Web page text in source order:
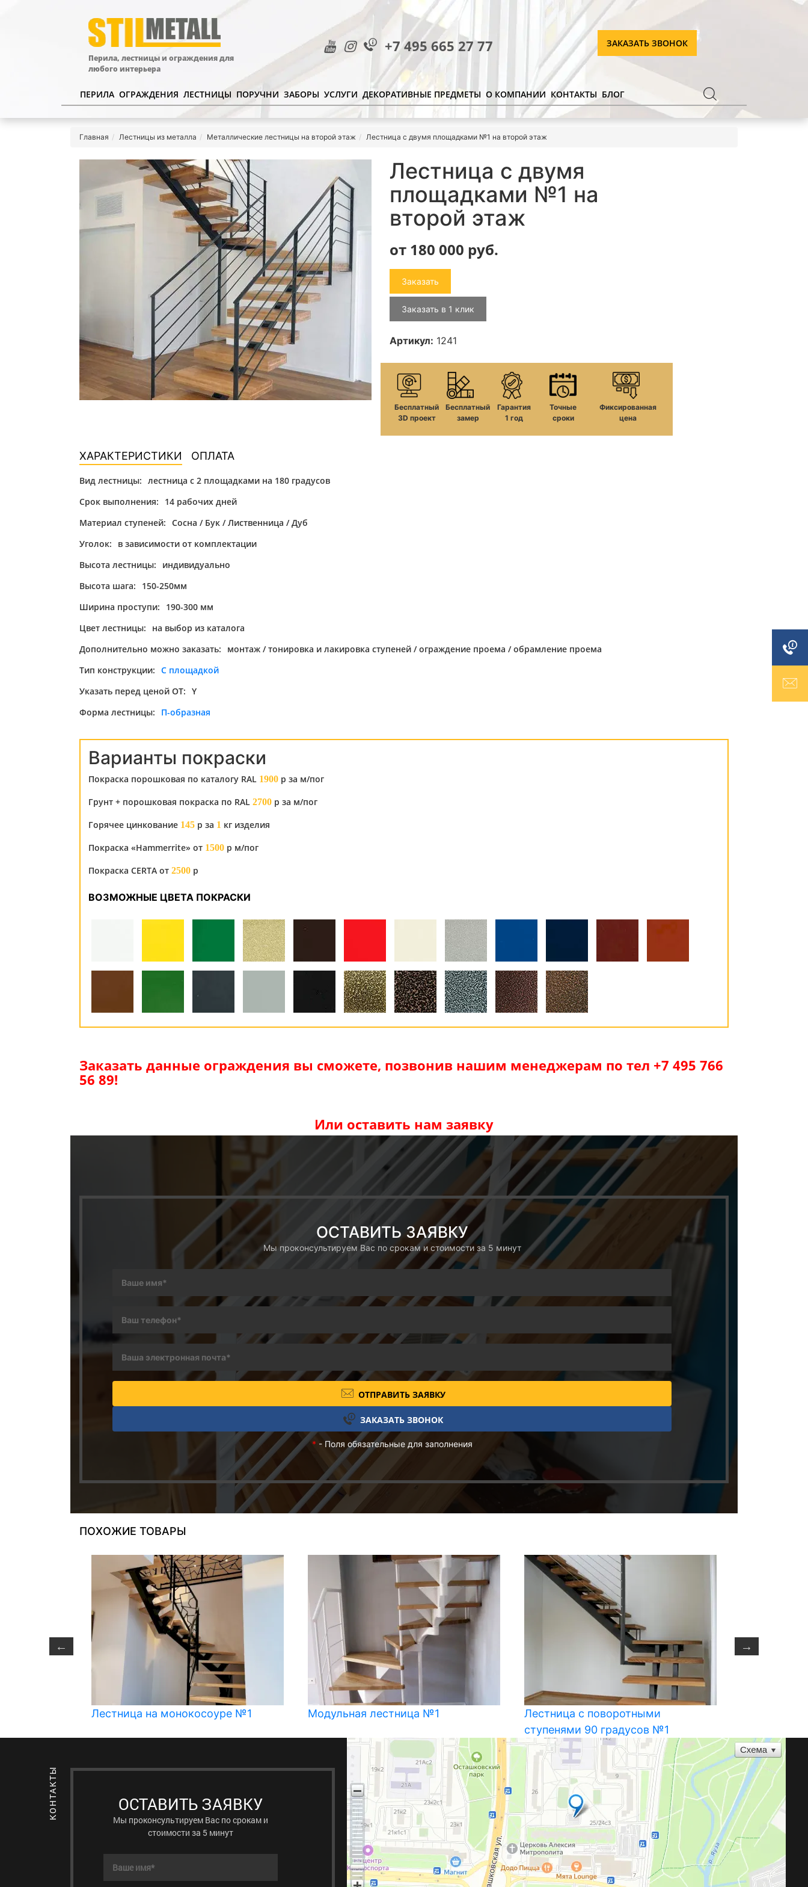
Перила, лестницы и ограждения для
любого интерьера
+7 495 665 27 77 ЗАКАЗАТЬ ЗВОНОК
ПЕРИЛА ОГРАЖДЕНИЯ ЛЕСТНИЦЫ ПОРУЧНИ ЗАБОРЫ УСЛУГИ ДЕКОРАТИВНЫЕ ПРЕДМЕТЫ О КОМПАНИИ КОНТАКТЫ БЛОГ
Главная Лестницы из металла Металлические лестницы на второй этаж Лестница с двумя площадками №1 на второй этаж
Лестница с двумя
площадками №1 на
второй этаж
от 180 000 руб.
Заказать
Заказать в 1 клик
Артикул: 1241
Бесплатный
3D проект
Бесплатный
замер
Гарантия
1 год
Точные
сроки
Фиксированная
цена
ХАРАКТЕРИСТИКИ ОПЛАТА
Вид лестницы: лестница с 2 площадками на 180 градусов
Срок выполнения:
14 рабочих дней
Материал ступеней: Сосна / Бук / Лиственница / Дуб
Уголок:
в зависимости от комплектации
Высота лестницы:
индивидуально
Высота шага:
150-250мм
Ширина проступи:
190-300 мм
Цвет лестницы:
на выбор из каталога
Дополнительно можно заказать:
монтаж / тонировка и лакировка ступеней / ограждение проема / обрамление проема
Тип конструкции: С площадкой
Указать перед ценой ОТ: Y
Форма лестницы:
П-образная
Варианты покраски
Покраска порошковая по каталогу RAL 1900 р за м/пог
Грунт + порошковая покраска по RAL 2700 р за м/пог
Горячее цинкование 145 р за 1 кг изделия
Покраска «Hammerrite» от 1500 р м/пог
Покраска CERTA от 2500 р
ВОЗМОЖНЫЕ ЦВЕТА ПОКРАСКИ
Заказать данные ограждения вы сможете, позвонив нашим менеджерам по тел +7 495 766
56 89!
Или оставить нам заявку
ОСТАВИТЬ ЗАЯВКУ
Мы проконсультируем Вас по срокам и стоимости за 5 минут
ОТПРАВИТЬ ЗАЯВКУ
ЗАКАЗАТЬ ЗВОНОК
* - Поля обязательные для заполнения
ПОХОЖИЕ ТОВАРЫ
Лестница на монокосоуре №1 Модульная лестница №1
Лестница с поворотными
ступенями 90 градусов №1
ОСТАВИТЬ ЗАЯВКУ
Мы проконсультируем Вас по срокам и
стоимости за 5 минут